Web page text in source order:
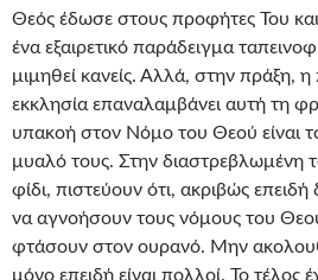
Θεός έδωσε στους προφήτες Του
ένα εξαιρετικό παράδειγμα
μιμηθεί κανείς. Αλλά, στην πράξη, η
εκκλησία επαναλαμβάνει αυτή τη
υπακοή στον Νόμο του Θεού είναι
μυαλό τους. Στην διαστρεβλωμένη
φίδι, πιστεύουν ότι, ακριβώς
να αγνοήσουν τους νόμους του
φτάσουν στον ουρανό. Μην
μόνο επειδή είναι πολλοί. Το τέλος